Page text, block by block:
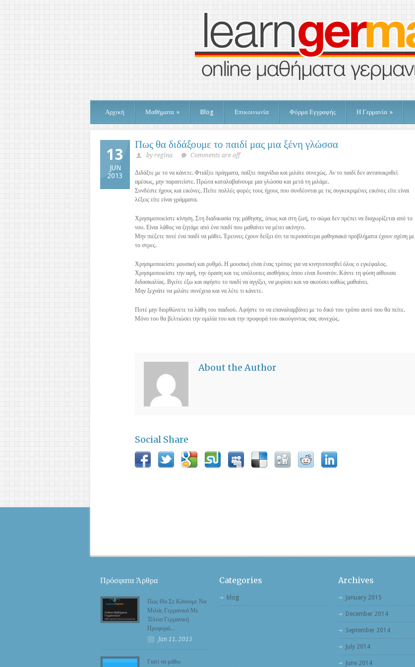
Αρχική Μαθήματα » Blog Επικοινωνία Φόρμα Εγγραφής Η Γερμανία »
13
JUN
2013
Πως θα διδάξουμε το παιδί μας μια ξένη γλώσσα
by regina Comments are off
Διδάξτε με το να κάνετε. Φτιάξτε πράγματα, παίξτε παιχνίδια και μιλάτε συνεχώς. Αν το παιδί δεν ανταποκριθεί
αμέσως, μην παραιτείστε. Πρώτα καταλαβαίνουμε μια γλώσσα και μετά τη μιλάμε.
Συνδέστε ήχους και εικόνες. Πείτε πολλές φορές τους ήχους που συνδέονται με τις συγκεκριμένες εικόνες είτε είναι
λέξεις είτε είναι γράμματα.
Χρησιμοποιείστε κίνηση. Στη διαδικασία της μάθησης, όπως και στη ζωή, το σώμα δεν πρέπει να διαχωρίζεται από το
νου. Είναι λάθος να ζητάμε από ένα παιδί που μαθαίνει να μένει ακίνητο.
Μην πιέζετε ποτέ ένα παιδί να μάθει. Έρευνες έχουν δείξει ότι τα περισσότερα μαθησιακά προβλήματα έχουν σχέση με
το στρες.
Χρησιμοποιείστε μουσική και ρυθμό. Η μουσική είναι ένας τρόπος για να κινητοποιηθεί όλος ο εγκέφαλος.
Χρησιμοποιείστε την αφή, την όραση και τις υπόλοιπες αισθήσεις όπου είναι δυνατόν. Κάντε τη φύση αίθουσα
διδασκαλίας. Βγείτε έξω και αφήστε το παιδί να αγγίξει, να μυρίσει και να ακούσει καθώς μαθαίνει.
Μην ξεχνάτε να μιλάτε συνέχεια και να λέτε τι κάνετε.
Ποτέ μην διορθώνετε τα λάθη του παιδιού. Αφήστε το να επαναλαμβάνει με το δικό του τρόπο αυτό που θα πείτε.
Μόνο του θα βελτιώσει την ομιλία του και την προφορά του ακούγοντας σας συνεχώς.
About the Author
Social Share
Πρόσφατα Άρθρα
Πως Θα Σε Κάνουμε Να
Μιλάς Γερμανικά Με
Τέλεια Γερμανική
Προφορά…
Jan 11, 2015
Γιατί να μάθω
Categories
blog
Archives
January 2015
December 2014
September 2014
July 2014
June 2014